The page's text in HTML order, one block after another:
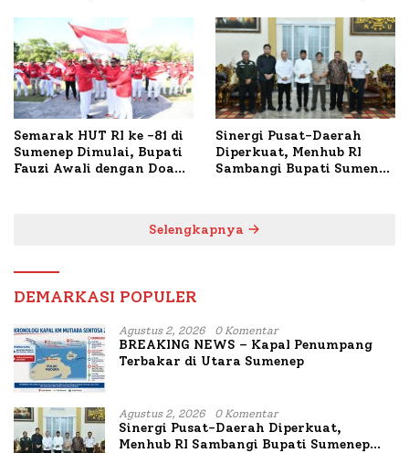
Semarak HUT RI ke -81 di
Sumenep Dimulai, Bupati
Fauzi Awali dengan Doa
Sinergi Pusat-Daerah
Diperkuat, Menhub RI
Sambangi Bupati Sumenep
Selengkapnya
DEMARKASI POPULER
Agustus 2, 2026 0 Komentar
BREAKING NEWS – Kapal Penumpang
Terbakar di Utara Sumenep
Agustus 2, 2026 0 Komentar
Sinergi Pusat-Daerah Diperkuat,
Menhub RI Sambangi Bupati Sumenep